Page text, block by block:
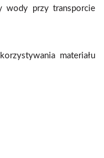
wody przy transporcie
materiału